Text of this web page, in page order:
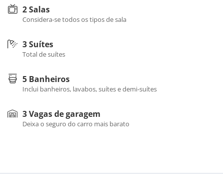
2 Salas
Considera-se todos os tipos de sala
3 Suítes
Total de suítes
5 Banheiros
Inclui banheiros, lavabos, suítes e demi-suítes
3 Vagas de garagem
Deixa o seguro do carro mais barato